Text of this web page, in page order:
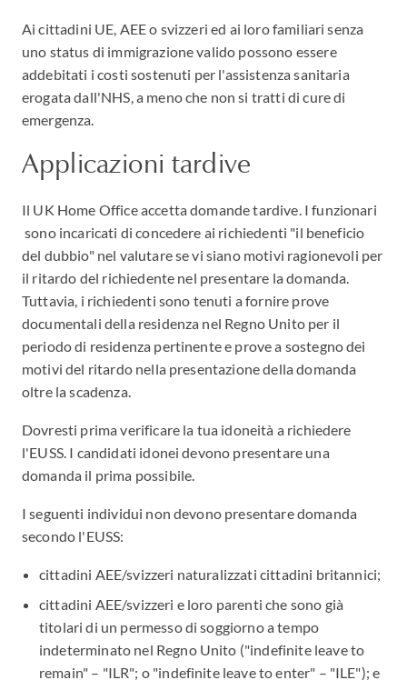
Ai cittadini UE, AEE o svizzeri ed ai loro familiari senza
uno status di immigrazione valido possono essere
addebitati i costi sostenuti per l'assistenza sanitaria
erogata dall'NHS, a meno che non si tratti di cure di
emergenza.
Applicazioni tardive
Il UK Home Office accetta domande tardive. I funzionari
sono incaricati di concedere ai richiedenti "il beneficio
del dubbio" nel valutare se vi siano motivi ragionevoli per
il ritardo del richiedente nel presentare la domanda.
Tuttavia, i richiedenti sono tenuti a fornire prove
documentali della residenza nel Regno Unito per il
periodo di residenza pertinente e prove a sostegno dei
motivi del ritardo nella presentazione della domanda
oltre la scadenza.
Dovresti prima verificare la tua idoneità a richiedere
l'EUSS. I candidati idonei devono presentare una
domanda il prima possibile.
I seguenti individui non devono presentare domanda
secondo l'EUSS:
cittadini AEE/svizzeri naturalizzati cittadini britannici;
cittadini AEE/svizzeri e loro parenti che sono già
titolari di un permesso di soggiorno a tempo
indeterminato nel Regno Unito ("indefinite leave to
remain" – "ILR"; o "indefinite leave to enter" – "ILE"); e